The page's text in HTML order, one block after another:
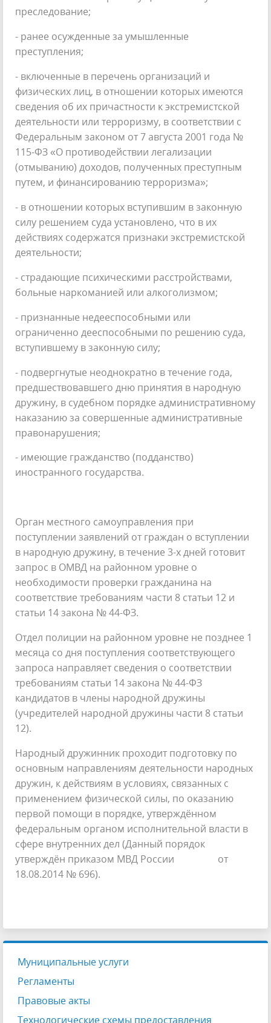
преследование;
- ранее осужденные за умышленные
преступления;
- включенные в перечень организаций и
физических лиц, в отношении которых имеются
сведения об их причастности к экстремистской
деятельности или терроризму, в соответствии с
Федеральным законом от 7 августа 2001 года №
115-ФЗ «О противодействии легализации
(отмыванию) доходов, полученных преступным
путем, и финансированию терроризма»;
- в отношении которых вступившим в законную
силу решением суда установлено, что в их
действиях содержатся признаки экстремистской
деятельности;
- страдающие психическими расстройствами,
больные наркоманией или алкоголизмом;
- признанные недееспособными или
ограниченно дееспособными по решению суда,
вступившему в законную силу;
- подвергнутые неоднократно в течение года,
предшествовавшего дню принятия в народную
дружину, в судебном порядке административному
наказанию за совершенные административные
правонарушения;
- имеющие гражданство (подданство)
иностранного государства.
Орган местного самоуправления при
поступлении заявлений от граждан о вступлении
в народную дружину, в течение 3-х дней готовит
запрос в ОМВД на районном уровне о
необходимости проверки гражданина на
соответствие требованиям части 8 статьи 12 и
статьи 14 закона № 44-ФЗ.
Отдел полиции на районном уровне не позднее 1
месяца со дня поступления соответствующего
запроса направляет сведения о соответствии
требованиям статьи 14 закона № 44-ФЗ
кандидатов в члены народной дружины
(учредителей народной дружины части 8 статьи
12).
Народный дружинник проходит подготовку по
основным направлениям деятельности народных
дружин, к действиям в условиях, связанных с
применением физической силы, по оказанию
первой помощи в порядке, утверждённом
федеральным органом исполнительной власти в
сфере внутренних дел (Данный порядок
утверждён приказом МВД России от
18.08.2014 № 696).
Муниципальные услуги
Регламенты
Правовые акты
Технологические схемы предоставления